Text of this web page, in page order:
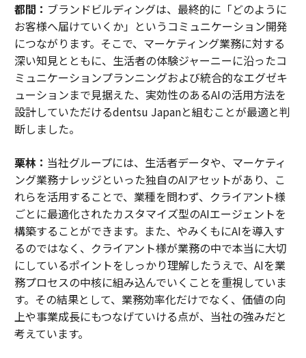
都間： ブランドビルディングは、最終的に「どのように
お客様へ届けていくか」というコミュニケーション開発
につながります。そこで、マーケティング業務に対する
深い知見とともに、生活者の体験ジャーニーに沿ったコ
ミュニケーションプランニングおよび統合的なエグゼキ
ューションまで見据えた、実効性のあるAIの活用方法を
設計していただけるdentsu Japanと組むことが最適と判
断しました。
栗林： 当社グループには、生活者データや、マーケティ
ング業務ナレッジといった独自のAIアセットがあり、こ
れらを活用することで、業種を問わず、クライアント様
ごとに最適化されたカスタマイズ型のAIエージェントを
構築することができます。また、やみくもにAIを導入す
るのではなく、クライアント様が業務の中で本当に大切
にしているポイントをしっかり理解したうえで、AIを業
務プロセスの中核に組み込んでいくことを重視していま
す。その結果として、業務効率化だけでなく、価値の向
上や事業成長にもつなげていける点が、当社の強みだと
考えています。